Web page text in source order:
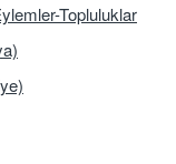
Topluluklar